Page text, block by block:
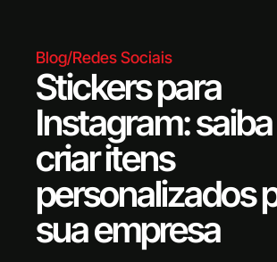
Blog/Redes Sociais
Stickers para
Instagram:
criar itens
personalizados
sua empresa